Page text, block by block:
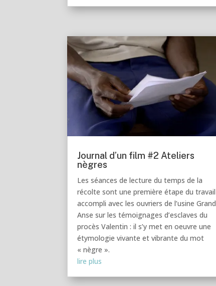
Journal d’un film #2 Ateliers
nègres
Les séances de lecture du temps de la
récolte sont une première étape du travail
accompli avec les ouvriers de l’usine Grand
Anse sur les témoignages d’esclaves du
procès Valentin : il s’y met en oeuvre une
étymologie vivante et vibrante du mot
« nègre ».
lire plus